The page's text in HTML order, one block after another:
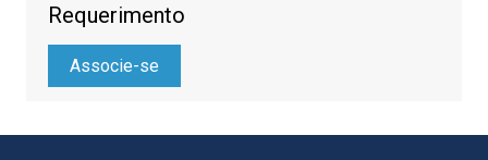
Requerimento
Associe-se